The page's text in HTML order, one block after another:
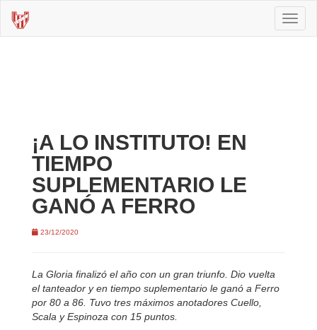
¡A LO INSTITUTO! EN
TIEMPO
SUPLEMENTARIO LE
GANÓ A FERRO
23/12/2020
La Gloria finalizó el año con un gran triunfo. Dio vuelta
el tanteador y en tiempo suplementario le ganó a Ferro
por 80 a 86. Tuvo tres máximos anotadores Cuello,
Scala y Espinoza con 15 puntos.